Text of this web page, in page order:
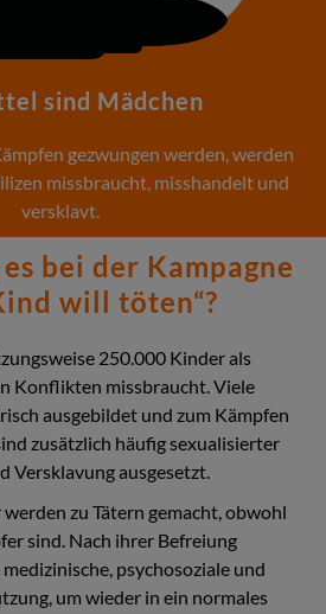
sind Mädchen
gezwungen werden, werden
missbraucht, misshandelt und
versklavt.
bei der Kampagne
will töten“?
250.000 Kinder als
Konflikten missbraucht. Viele
ausgebildet und zum Kämpfen
zusätzlich häufig sexualisierter
Versklavung ausgesetzt.
zu Tätern gemacht, obwohl
sind. Nach ihrer Befreiung
psychosoziale und
um wieder in ein normales